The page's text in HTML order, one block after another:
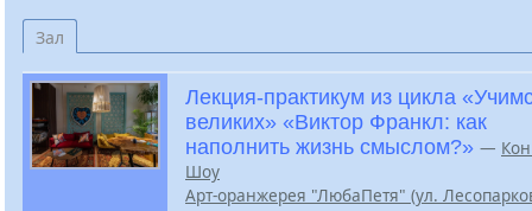
Зал
Лекция-практикум из цикла
великих» «Виктор Франкл: как
наполнить жизнь смыслом?» —
Шоу
Арт-оранжерея "ЛюбаПетя" (ул.